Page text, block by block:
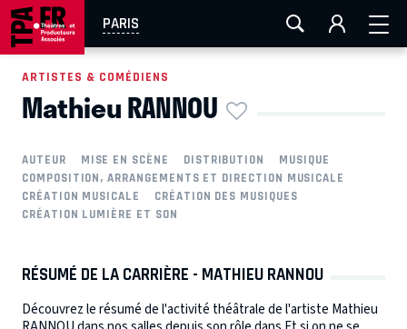
PARIS
AIX-MARSEILLE LA ROCHELLE
EN TOURNÉE
ARTISTES & COMÉDIENS
Mathieu RANNOU
AUTEUR MISE EN SCÈNE DISTRIBUTION
MUSIQUE
COMPOSITION, ARRANGEMENTS ET DIRECTION MUSICALE
CRÉATION MUSICALE
CRÉATION DES MUSIQUES
CRÉATION LUMIÈRE ET SON
RÉSUMÉ DE LA CARRIÈRE - MATHIEU RANNOU
Découvrez le résumé de l'activité théâtrale de l'artiste Mathieu